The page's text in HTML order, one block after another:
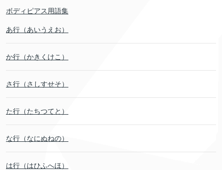
ボディピアス用語集
あ行（あいうえお）
か行（かきくけこ）
さ行（さしすせそ）
た行（たちつてと）
な行（なにぬねの）
は行（はひふへほ）